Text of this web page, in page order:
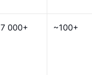
7 000+ ~100+